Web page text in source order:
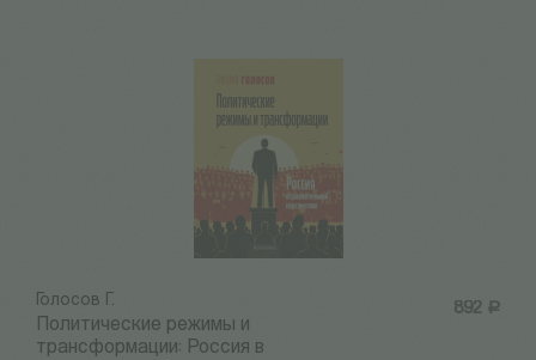
892 Р
Голосов Г.
Политические режимы и
трансформации: Россия в